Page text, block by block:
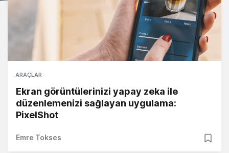
ARAÇLAR
Ekran görüntülerinizi yapay zeka ile
düzenlemenizi sağlayan uygulama:
PixelShot
Emre Tokses